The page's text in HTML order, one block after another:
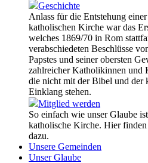
Geschichte
Anlass für die Entstehung
katholischen Kirche war das
welches 1869/70 in Rom
verabschiedeten Beschlüsse
Papstes und seiner obersten
zahlreicher Katholikinnen und
die nicht mit der Bibel und der
Einklang stehen.
Mitglied werden
So einfach wie unser Glaube
katholische Kirche. Hier
dazu.
Unsere Gemeinden
Unser Glaube